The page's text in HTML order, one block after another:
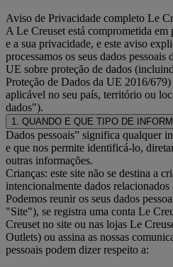
Aviso de Privacidade completo Le
A Le Creuset está comprometida em
e a sua privacidade, e este aviso
processamos os seus dados
UE sobre proteção de dados
Proteção de Dados da UE 2016/
aplicável no seu país, território ou
dados").
1. QUANDO E QUE TIPO DE
Dados pessoais” significa qualquer
e que nos permite identificá-lo,
outras informações.
Crianças: este site não se destina a
intencionalmente dados relacionados
Podemos reunir os seus dados
"Site"), se registra uma conta Le
Creuset no site ou nas lojas Le
Outlets) ou assina as nossas
pessoais podem dizer respeito a: